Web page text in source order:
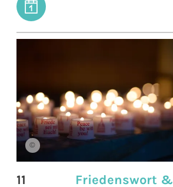
©
11
Friedenswort &